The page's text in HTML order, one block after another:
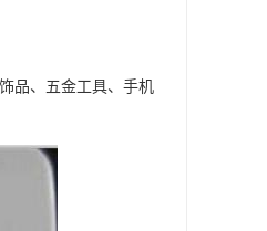
品、五金工具、手机